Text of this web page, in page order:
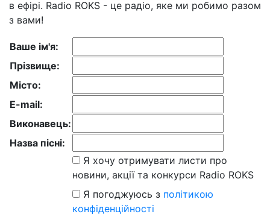
в ефірі. Radio ROKS - це радіо, яке ми робимо разом
з вами!
Ваше ім'я:
Прізвище:
Місто:
E-mail:
Виконавець:
Назва пісні:
Я хочу отримувати листи про
новини, акції та конкурси Radio ROKS
Я погоджуюсь з політикою
конфіденційності